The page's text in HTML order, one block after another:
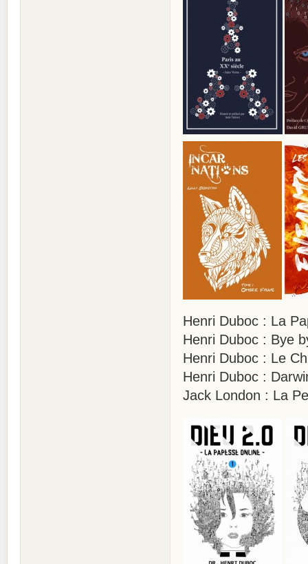
Henri Duboc : La
Henri Duboc : Bye
Henri Duboc : Le
Henri Duboc :
Jack London :